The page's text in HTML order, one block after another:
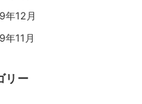
年12月
年11月
リー